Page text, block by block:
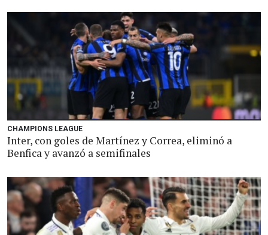
CHAMPIONS LEAGUE
Inter, con goles de Martínez y Correa, eliminó a
Benfica y avanzó a semifinales